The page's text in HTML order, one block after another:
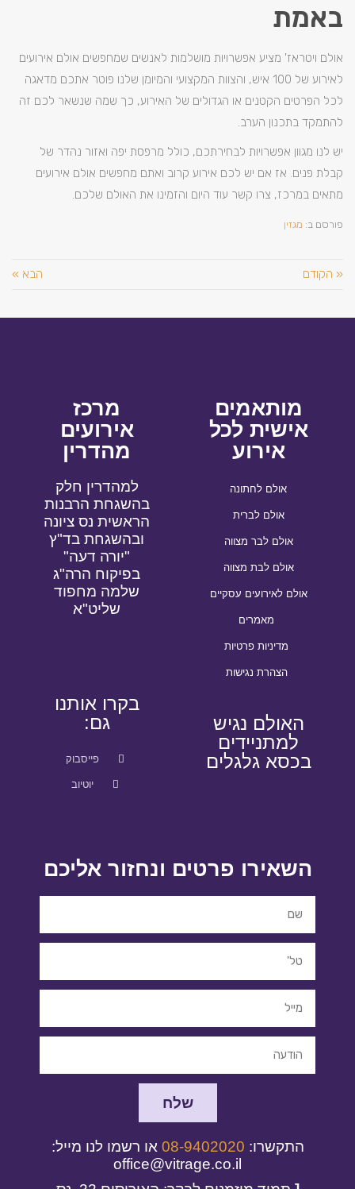
באמת
אולם ויטראז' מציע אפשרויות מושלמות לאנשים שמחפשים אולם אירועים
לאירוע של 100 איש, והצוות המקצועי והמיומן שלנו פוטר אתכם מדאגה
לכל הפרטים הקטנים או הגדולים של האירוע, כך שמה שנשאר לכם זה
להתמקד בתכנון הערב.
יש לנו מגוון אפשרויות לבחירתכם, כולל מרפסת יפה ואזור נהדר של
קבלת פנים. אז אם יש לכם אירוע קרוב ואתם מחפשים אולם אירועים
מתאים במרכז, צרו קשר עוד היום והזמינו את האולם שלכם.
פורסם ב: מגזין
« הקודם הבא »
מותאמים
אישית לכל
אירוע
אולם לחתונה
אולם לברית
אולם לבר מצווה
אולם לבת מצווה
אולם לאירועים עסקיים
מאמרים
מדיניות פרטיות
הצהרת נגישות
האולם נגיש
למתניידים
בכסא גלגלים
מרכז
אירועים
מהדרין
למהדרין חלק
בהשגחת הרבנות
הראשית נס ציונה
ובהשגחת בד"ץ
"יורה דעה"
בפיקוח הרה"ג
שלמה מחפוד
שליט"א
בקרו אותנו
גם:
פייסבוק
יוטיוב
השאירו פרטים ונחזור אליכם
שלח
התקשרו: 08-9402020 או רשמו לנו מייל:
office@vitrage.co.il